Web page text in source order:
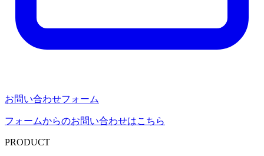
お問い合わせフォーム
フォームからのお問い合わせはこちら
PRODUCT